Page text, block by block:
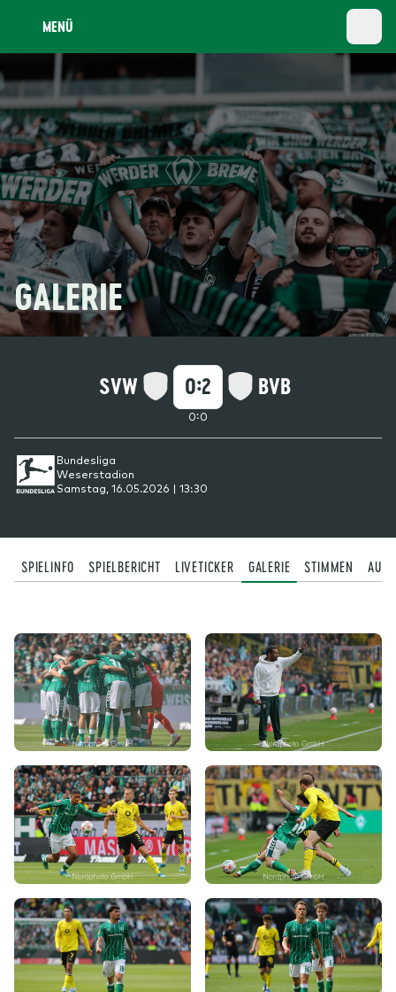
MENÜ
GALERIE
Bundesliga
Weserstadion
Samstag, 16.05.2026 | 13:30
SVW 0:2
0:0
BVB
SPIELINFO SPIELBERICHT LIVETICKER GALERIE STIMMEN